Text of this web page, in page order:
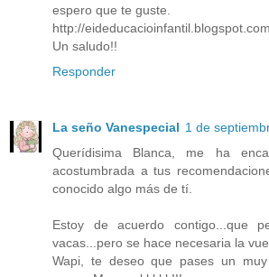
espero que te guste.
http://
Un saludo!!
Responder
La seño Vanespecial 1 de
Querídisima Blanca, me ha
acostumbrada a tus
conocido algo más de tí.
Estoy de acuerdo contigo...que
vacas...pero se hace necesaria la
Wapi, te deseo que pases un